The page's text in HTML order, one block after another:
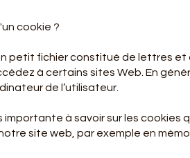
cookie ?
petit fichier constitué de lettres
à certains sites Web. En
de l’utilisateur.
importante à savoir sur les cookies
site web, par exemple en